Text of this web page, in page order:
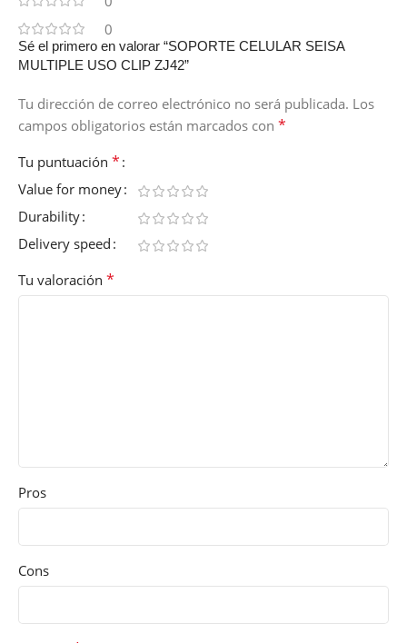
0
Sé el primero en valorar “SOPORTE CELULAR SEISA
MULTIPLE USO CLIP ZJ42”
Tu dirección de correo electrónico no será publicada. Los
campos obligatorios están marcados con *
Tu puntuación *
Value for money
Durability
Delivery speed
Tu valoración *
Pros
Cons